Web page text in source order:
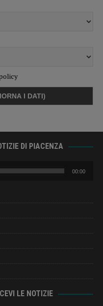
DI PIACENZA
00:00
LE NOTIZIE